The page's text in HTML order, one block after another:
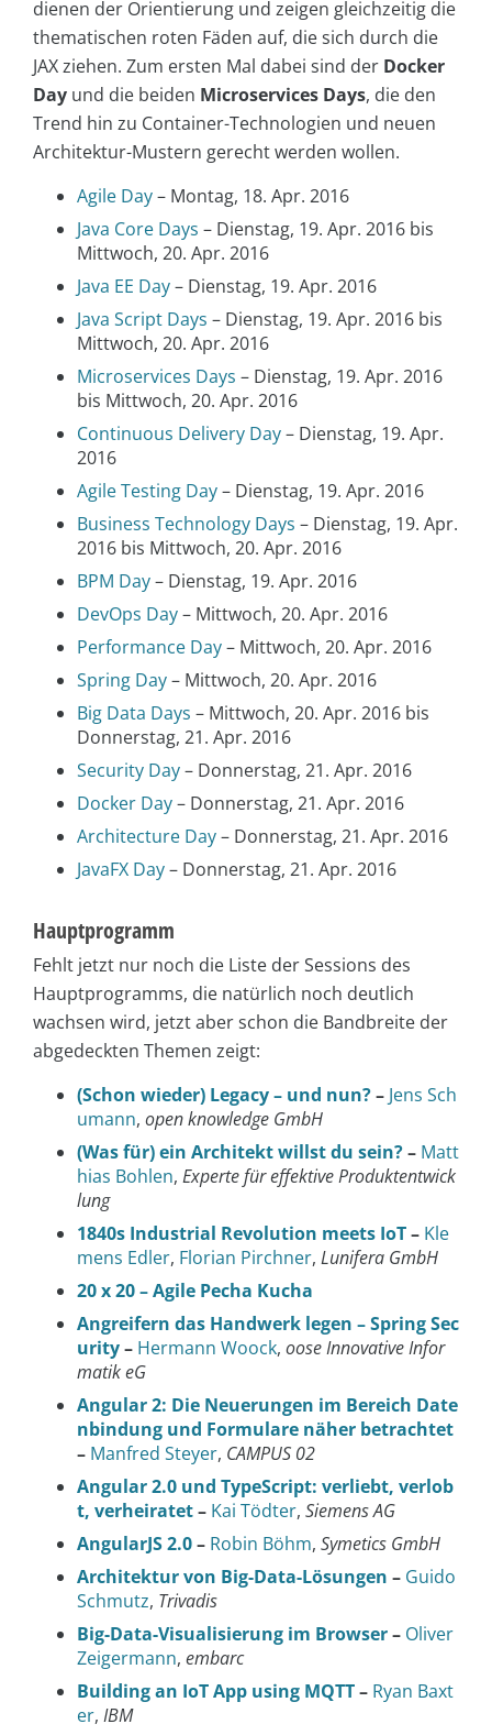
dienen der Orientierung und zeigen gleichzeitig die
thematischen roten Fäden auf, die sich durch die
JAX ziehen. Zum ersten Mal dabei sind der Docker
Day und die beiden Microservices Days, die den
Trend hin zu Container-Technologien und neuen
Architektur-Mustern gerecht werden wollen.
Agile Day– Montag, 18. Apr. 2016
Java Core Days – Dienstag, 19. Apr. 2016 bis
Mittwoch, 20. Apr. 2016
Java EE Day– Dienstag, 19. Apr. 2016
Java Script Days – Dienstag, 19. Apr. 2016 bis
Mittwoch, 20. Apr. 2016
Microservices Days – Dienstag, 19. Apr. 2016
bis Mittwoch, 20. Apr. 2016
Continuous Delivery Day– Dienstag, 19. Apr.
2016
Agile Testing Day– Dienstag, 19. Apr. 2016
Business Technology Days – Dienstag, 19. Apr.
2016 bis Mittwoch, 20. Apr. 2016
BPM Day– Dienstag, 19. Apr. 2016
DevOps Day– Mittwoch, 20. Apr. 2016
Performance Day– Mittwoch, 20. Apr. 2016
Spring Day– Mittwoch, 20. Apr. 2016
Big Data Days – Mittwoch, 20. Apr. 2016 bis
Donnerstag, 21. Apr. 2016
Security Day– Donnerstag, 21. Apr. 2016
Docker Day– Donnerstag, 21. Apr. 2016
Architecture Day– Donnerstag, 21. Apr. 2016
JavaFX Day– Donnerstag, 21. Apr. 2016
Hauptprogramm
Fehlt jetzt nur noch die Liste der Sessions des
Hauptprogramms, die natürlich noch deutlich
wachsen wird, jetzt aber schon die Bandbreite der
abgedeckten Themen zeigt:
(Schon wieder) Legacy – und nun?– Jens Sch
umann, open knowledge GmbH
(Was für) ein Architekt willst du sein?– Matt
hias Bohlen, Experte für effektive Produktentwick
lung
1840s Industrial Revolution meets IoT– Kle
mens Edler, Florian Pirchner, Lunifera GmbH
20 x 20 – Agile Pecha Kucha
Angreifern das Handwerk legen – Spring Sec
urity– Hermann Woock, oose Innovative Infor
matik eG
Angular 2: Die Neuerungen im Bereich Date
nbindung und Formulare näher betrachtet
– Manfred Steyer, CAMPUS 02
Angular 2.0 und TypeScript: verliebt, verlob
t, verheiratet– Kai Tödter, Siemens AG
AngularJS 2.0– Robin Böhm, Symetics GmbH
Architektur von Big-Data-Lösungen – Guido
Schmutz, Trivadis
Big-Data-Visualisierung im Browser– Oliver
Zeigermann, embarc
Building an IoT App using MQTT– Ryan Baxt
er, IBM